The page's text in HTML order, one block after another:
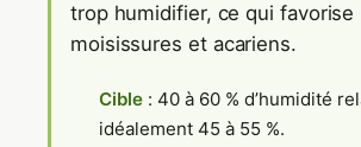
trop humidifier, ce qui favorise
moisissures et acariens.
Cible : 40 à 60 % d’humidité
idéalement 45 à 55 %.